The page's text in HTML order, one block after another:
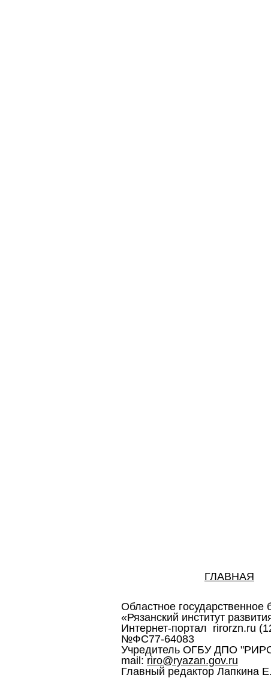
ГЛАВНАЯ
Областное
«Рязанский институт
Интернет-портал rirorzn.ru
№ФС77-64083
Учредитель ОГБУ ДПО "РИРО"
mail: riro@ryazan.gov.ru
Главный редактор Лапкина